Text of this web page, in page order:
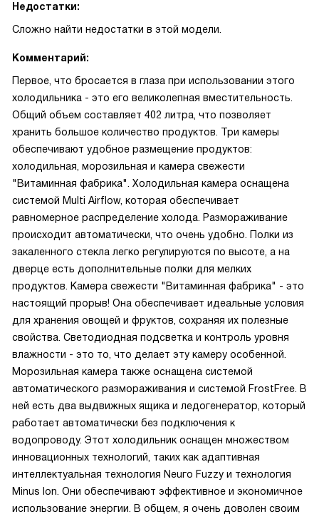
Недостатки:
Сложно найти недостатки в этой модели.
Комментарий:
Первое, что бросается в глаза при использовании этого
холодильника - это его великолепная вместительность.
Общий объем составляет 402 литра, что позволяет
хранить большое количество продуктов. Три камеры
обеспечивают удобное размещение продуктов:
холодильная, морозильная и камера свежести
"Витаминная фабрика". Холодильная камера оснащена
системой Multi Airflow, которая обеспечивает
равномерное распределение холода. Размораживание
происходит автоматически, что очень удобно. Полки из
закаленного стекла легко регулируются по высоте, а на
дверце есть дополнительные полки для мелких
продуктов. Камера свежести "Витаминная фабрика" - это
настоящий прорыв! Она обеспечивает идеальные условия
для хранения овощей и фруктов, сохраняя их полезные
свойства. Светодиодная подсветка и контроль уровня
влажности - это то, что делает эту камеру особенной.
Морозильная камера также оснащена системой
автоматического размораживания и системой FrostFree. В
ней есть два выдвижных ящика и ледогенератор, который
работает автоматически без подключения к
водопроводу. Этот холодильник оснащен множеством
инновационных технологий, таких как адаптивная
интеллектуальная технология Neuго Fuzzy и технология
Minus lon. Они обеспечивают эффективное и экономичное
использование энергии. В общем, я очень доволен своим